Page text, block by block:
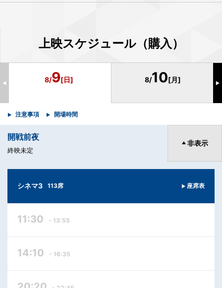
上映スケジュール（購入）
8/9[日] 8/10[月]
◀ ▶
注意事項 開場時間
開戦前夜
終映未定
非表示
シネマ3 113席 座席表
11:30 - 13:55
14:10 - 16:35